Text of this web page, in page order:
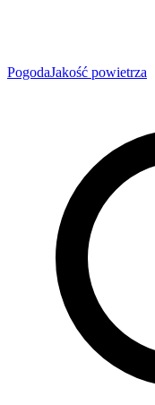
PogodaJakość powietrza